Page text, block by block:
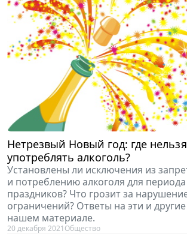
Нетрезвый Новый год: где
употреблять алкоголь?
Установлены ли исключения из
и потреблению алкоголя для
праздников? Что грозит за
ограничений? Ответы на эти и
нашем материале.
20 декабря 2021 Общество